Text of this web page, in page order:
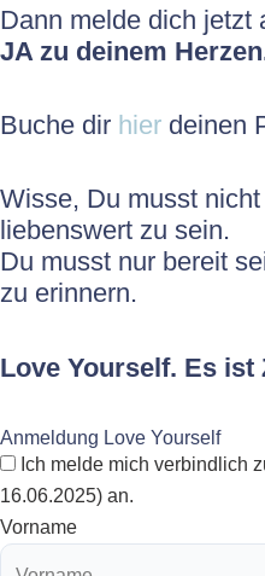
Dann melde dich jetzt
JA zu deinem
Buche dir hier deinen
Wisse, Du musst
liebenswert zu sein.
Du musst nur bereit
zu erinnern.
Love Yourself. Es ist
Anmeldung Love Yourself
Ich melde mich verbindlich
16.06.2025) an.
Vorname